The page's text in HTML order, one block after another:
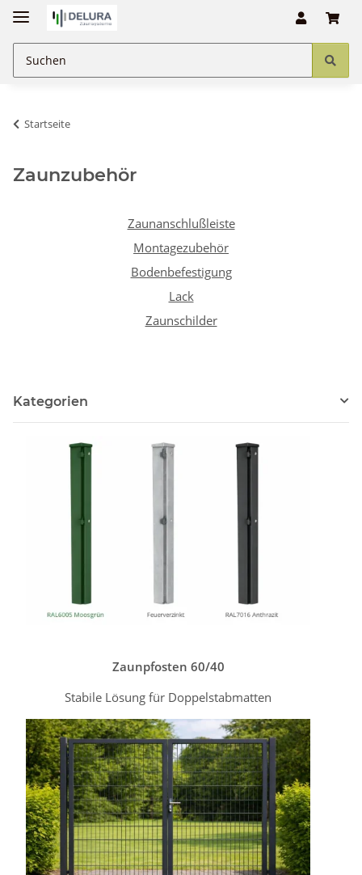
Startseite
Zaunzubehör
Zaunanschlußleiste
Montagezubehör
Bodenbefestigung
Lack
Zaunschilder
Kategorien
Zaunpfosten 60/40
Stabile Lösung für Doppelstabmatten